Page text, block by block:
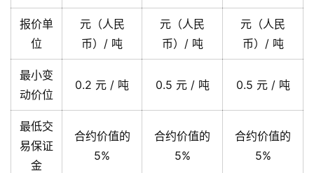
报价单
位
元（人民
币）/ 吨
元（人民
币）/ 吨
元（人民
币）/ 吨
最小变
动价位
0.2 元 / 吨 0.5 元 / 吨 0.5 元 / 吨
最低交
易保证
金
合约价值的
5%
合约价值的
5%
合约价值的
5%